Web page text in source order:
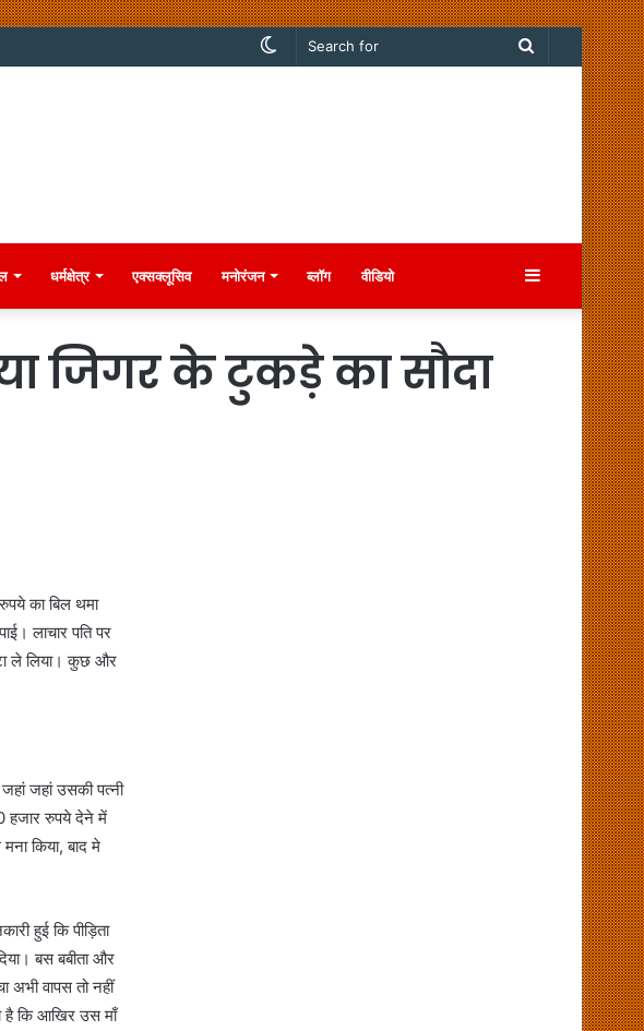
Search
Switch
धर्मक्षेत्र एक्सक्लूसिव मनोरंजन ब्लॉग वीडियो Sidebar
जिगर के टुकड़े का सौदा
का बिल थमा
लाचार पति पर
ले लिया। कुछ और
जहां उसकी पत्नी
हजार रुपये देने में
किया, बाद मे
हुई कि पीड़िता
बस बबीता और
अभी वापस तो नहीं
है कि आखिर उस माँ